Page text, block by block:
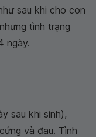
sau khi cho con
tình trạng
ngày.
sau khi sinh),
và đau. Tình